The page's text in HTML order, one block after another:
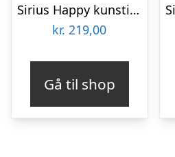
Sirius Happy kunstigt juletræ med lys, sølv, 120 cm
kr. 219,00
Gå til shop